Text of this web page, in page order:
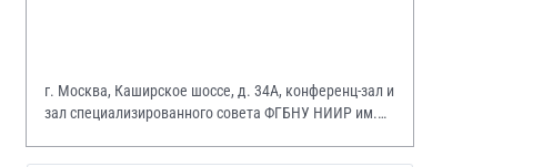
г. Москва, Каширское шоссе, д. 34А, конференц-зал и
зал специализированного совета ФГБНУ НИИР им.